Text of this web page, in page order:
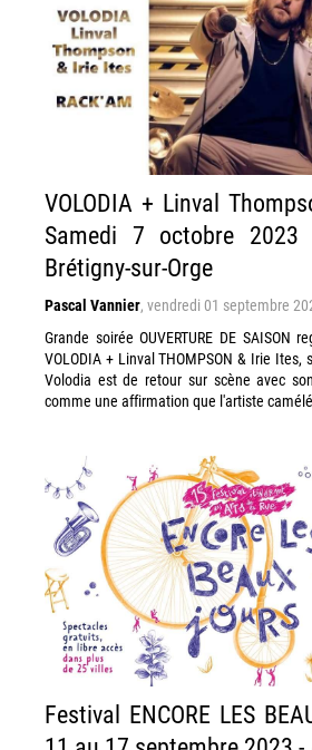
VOLODIA + Linval
Samedi 7 octobre 2023
Brétigny-sur-Orge
Pascal Vannier, vendredi 01 septembre
Grande soirée OUVERTURE DE SAISON
VOLODIA + Linval THOMPSON & Irie
Volodia est de retour sur scène avec
comme une affirmation que l'artiste
Festival ENCORE LES